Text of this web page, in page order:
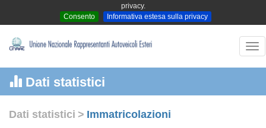
privacy.
Consento
Informativa estesa sulla privacy
Dati statistici
Dati statistici > Immatricolazioni